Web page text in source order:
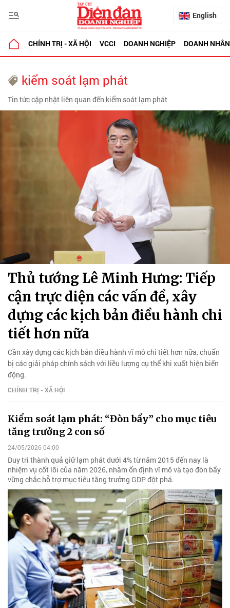
English
CHÍNH TRỊ - XÃ HỘI VCCI DOANH NGHIỆP DOANH NHÂN
kiểm soát lạm phát
Tin tức cập nhật liên quan đến kiểm soát lạm phát
Thủ tướng Lê Minh Hưng: Tiếp
cận trực diện các vấn đề, xây
dựng các kịch bản điều hành chi
tiết hơn nữa
Cần xây dựng các kịch bản điều hành vĩ mô chi tiết hơn nữa, chuẩn
bị các giải pháp chính sách với liều lượng cụ thể khi xuất hiện biến
động.
CHÍNH TRỊ - XÃ HỘI
Kiểm soát lạm phát: “Đòn bẩy” cho mục tiêu
tăng trưởng 2 con số
24/05/2026 04:00
Duy trì thành quả giữ lạm phát dưới 4% từ năm 2015 đến nay là
nhiệm vụ cốt lõi của năm 2026, nhằm ổn định vĩ mô và tạo đòn bẩy
vững chắc hỗ trợ mục tiêu tăng trưởng GDP đột phá.